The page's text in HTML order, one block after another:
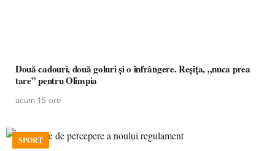
Două cadouri, două goluri și o înfrângere. Reșița, „nuca prea
tare” pentru Olimpia
acum 15 ore
SPORT